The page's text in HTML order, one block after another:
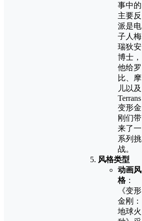
事中的
主要反
派是电
子人梅
瑞狄安
博士，
他给罗
比、摩
儿以及
Terrans
变形金
刚们带
来了一
系列挑
战。
风格类型
动画风
格：
《变形
金刚：
地球火